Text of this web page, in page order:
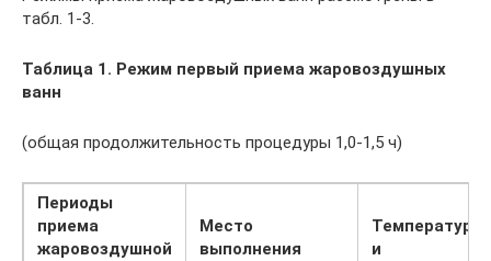
табл. 1-3.
Таблица 1. Режим первый приема жаровоздушных
ванн
(общая продолжительность процедуры 1,0-1,5 ч)
Периоды
приема
жаровоздушной
Место
выполнения
Температура
и